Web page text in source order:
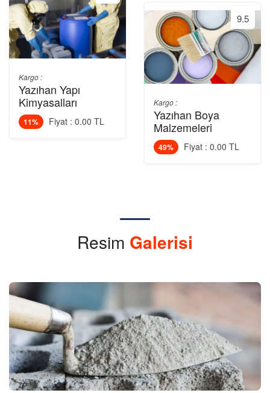
Kargo :
Yazıhan Yapı
Kimyasalları
11% Fiyat : 0.00 TL
9.5
Kargo :
Yazıhan Boya
Malzemeleri
49% Fiyat : 0.00 TL
Resim Galerisi